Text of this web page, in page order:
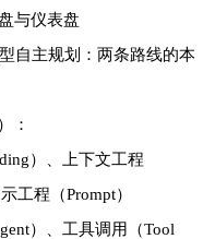
与仪表盘
自主规划：两条路线的本
：
）、上下文工程
工程（Prompt）
）、工具调用（Tool